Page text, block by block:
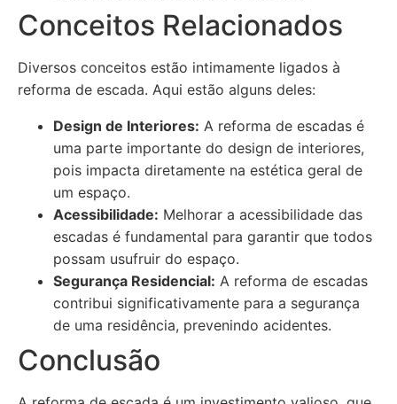
Conceitos Relacionados
Diversos conceitos estão intimamente ligados à
reforma de escada. Aqui estão alguns deles:
Design de Interiores: A reforma de escadas é
uma parte importante do design de interiores,
pois impacta diretamente na estética geral de
um espaço.
Acessibilidade: Melhorar a acessibilidade das
escadas é fundamental para garantir que todos
possam usufruir do espaço.
Segurança Residencial: A reforma de escadas
contribui significativamente para a segurança
de uma residência, prevenindo acidentes.
Conclusão